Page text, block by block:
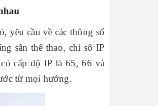
yêu cầu về các thông số
sân thể thao, chỉ số IP
cấp độ IP là 65, 66 và
từ mọi hướng.